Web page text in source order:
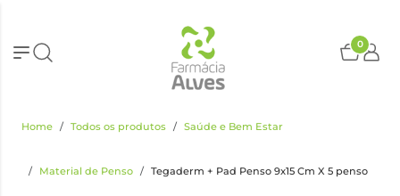
0
Home Todos os produtos Saúde e Bem Estar
Material de Penso Tegaderm + Pad Penso 9x15 Cm X 5 penso